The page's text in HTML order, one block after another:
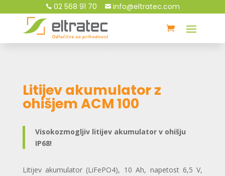
02 568 91 70 info@eltratec.com
Litijev akumulator z
ohišjem ACM 100
Visokozmogljiv litijev akumulator v ohišju
IP68!
Litijev akumulator (LiFePO4), 10 Ah, napetost 6,5 V,